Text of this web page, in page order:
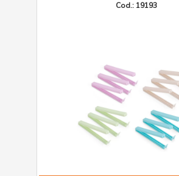
Cod.: 19193